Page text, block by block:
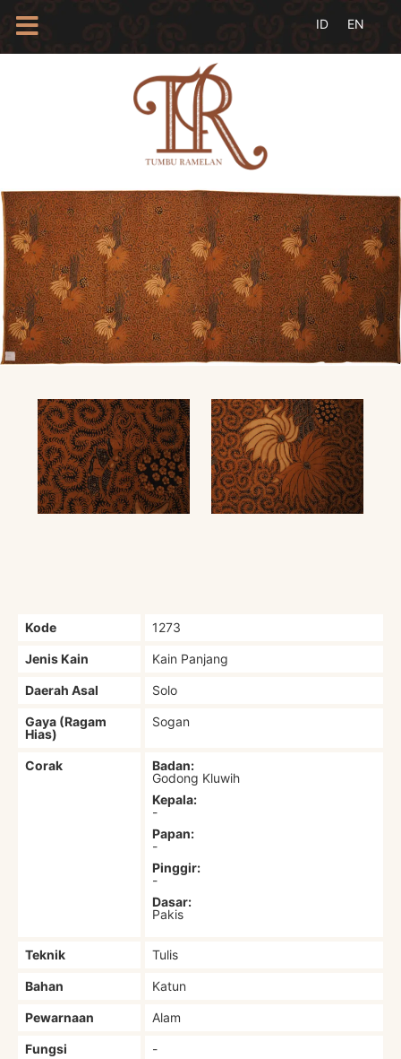
PROFIL
INSAN
BATIK
KAMUS
BATIK
KATALOG
BATIK
TANYA
LINKS
Kode 1273
Jenis Kain Kain Panjang
Daerah Asal Solo
Gaya (Ragam
Hias)
Sogan
Corak
Badan:
Godong Kluwih
Kepala:
-
Papan:
-
Pinggir:
-
Dasar:
Pakis
Teknik Tulis
Bahan Katun
Pewarnaan Alam
Fungsi -